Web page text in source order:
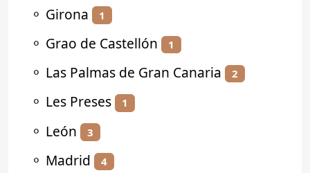
⚬ Girona 1
⚬ Grao de Castellón 1
⚬ Las Palmas de Gran Canaria 2
⚬ Les Preses 1
⚬ León 3
⚬ Madrid 4